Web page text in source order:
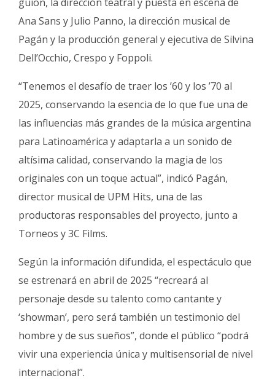
Ana Sans y Julio Panno, la dirección musical de
Pagán y la producción general y ejecutiva de Silvina
Dell’Occhio, Crespo y Foppoli.
“Tenemos el desafío de traer los ’60 y los ’70 al
2025, conservando la esencia de lo que fue una de
las influencias más grandes de la música argentina
para Latinoamérica y adaptarla a un sonido de
altísima calidad, conservando la magia de los
originales con un toque actual”, indicó Pagán,
director musical de UPM Hits, una de las
productoras responsables del proyecto, junto a
Torneos y 3C Films.
Según la información difundida, el espectáculo que
se estrenará en abril de 2025 “recreará al
personaje desde su talento como cantante y
‘showman’, pero será también un testimonio del
hombre y de sus sueños”, donde el público “podrá
vivir una experiencia única y multisensorial de nivel
internacional”.